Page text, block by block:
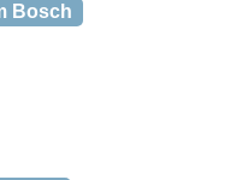
Bosch